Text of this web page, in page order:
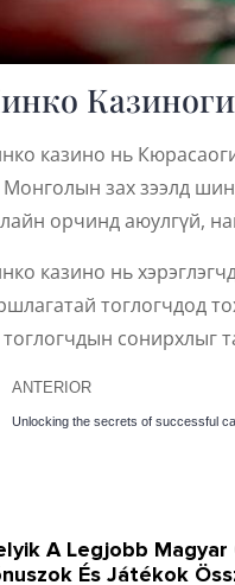
казино нь
Монголын зах зээлд
орчинд аюулгүй,
казино нь
тоглогчдод
сонирхлыг
ANTERIOR
Unlocking the secrets of successful
A Legjobb Magyar
És Játékok